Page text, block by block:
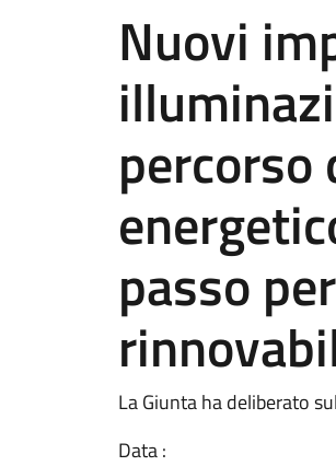
Nuovi
passo
La Giunta ha deliberato
Data :